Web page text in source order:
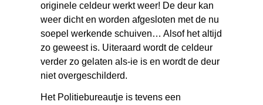
originele celdeur werkt weer! De deur kan
weer dicht en worden afgesloten met de nu
soepel werkende schuiven… Alsof het altijd
zo geweest is. Uiteraard wordt de celdeur
verder zo gelaten als-ie is en wordt de deur
niet overgeschilderd.
Het Politiebureautje is tevens een